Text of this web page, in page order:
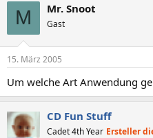
M Mr. Snoot
Gast
15. März 2005
Um welche Art Anwendung
CD Fun Stuff
Cadet 4th Year Ersteller